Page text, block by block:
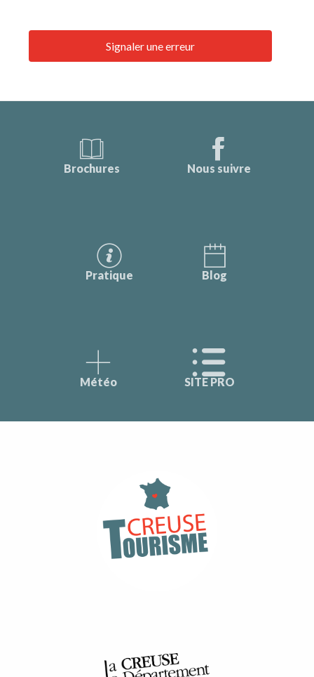
Signaler une erreur
Brochures Nous suivre
Pratique Blog
Météo SITE PRO